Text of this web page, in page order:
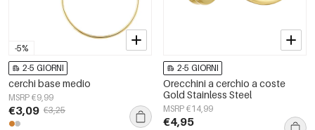
-5%
2-5 GIORNI
cerchi base medio
MSRP €9,99
€3,09 €3,25
2-5 GIORNI
Orecchini a cerchio a coste
Gold Stainless Steel
MSRP €14,99
€4,95